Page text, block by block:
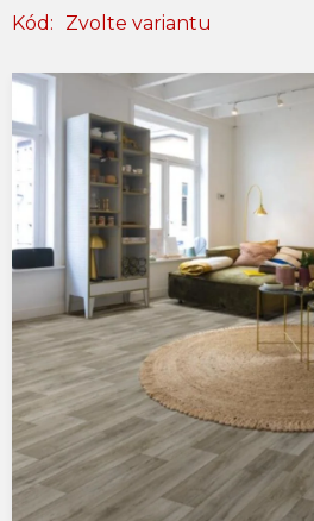
Kód: Zvolte variantu